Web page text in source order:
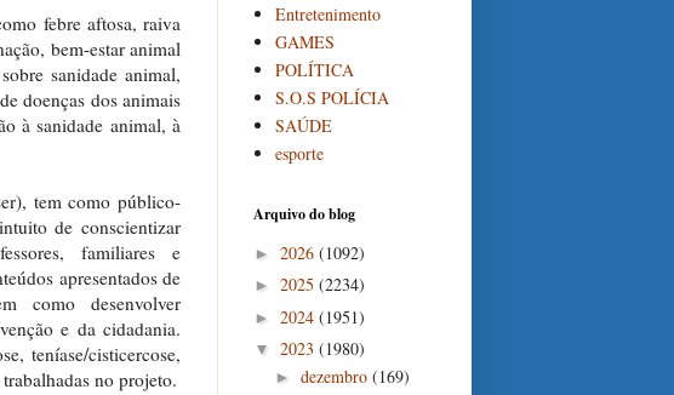
febre aftosa, raiva
bem-estar animal
sanidade animal,
doenças dos animais
à sanidade animal, à
tem como público-
de conscientizar
familiares e
apresentados de
como desenvolver
e da cidadania.
teníase/cisticercose,
no projeto.
Entretenimento
GAMES
POLÍTICA
S.O.S POLÍCIA
SAÚDE
esporte
Arquivo do blog
► 2026 (1092)
► 2025 (2234)
► 2024 (1951)
▼ 2023 (1980)
► dezembro (169)